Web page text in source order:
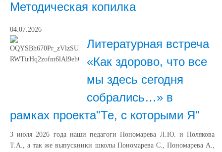
Методическая копилка
04.07.2026
Литературная встреча
«Как здорово, что все
мы здесь сегодня
собрались…» в
рамках проекта"Те, с которыми Я"
3 июля 2026 года наши педагоги Пономарева Л.Ю. и Полякова
Т.А., а так же выпускники школы Пономарева С., Пономарева А.,